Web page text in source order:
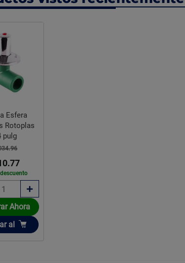
Esfera
Rotoplas
pulg
Ahora
al